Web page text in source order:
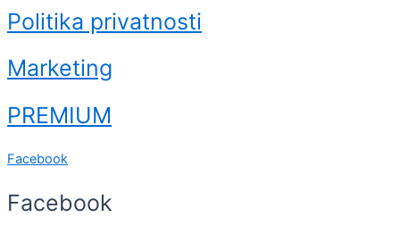
Politika privatnosti
Marketing
PREMIUM
Facebook
Facebook